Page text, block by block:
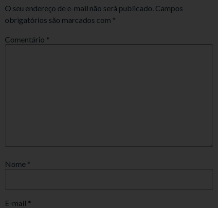
O seu endereço de e-mail não será publicado. Campos
obrigatórios são marcados com *
Comentário *
Nome *
E-mail *